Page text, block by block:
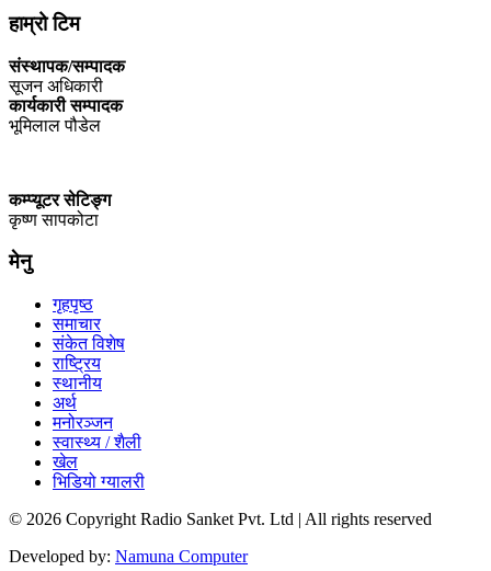
हाम्रो टिम
संस्थापक/सम्पादक
सूजन अधिकारी
कार्यकारी सम्पादक
भूमिलाल पौडेल
कम्प्यूटर सेटिङ्ग
कृष्ण सापकोटा
मेनु
गृहपृष्ठ
समाचार
संकेत विशेष
राष्ट्रिय
स्थानीय
अर्थ
मनोरञ्जन
स्वास्थ्य / शैली
खेल
भिडियो ग्यालरी
© 2026 Copyright Radio Sanket Pvt. Ltd | All rights reserved
Developed by: Namuna Computer